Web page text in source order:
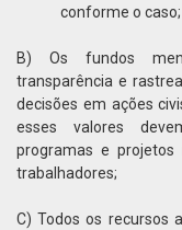
conforme o caso;
B) Os fundos
transparência e
decisões em ações
esses valores
programas e projetos
trabalhadores;
C) Todos os recursos